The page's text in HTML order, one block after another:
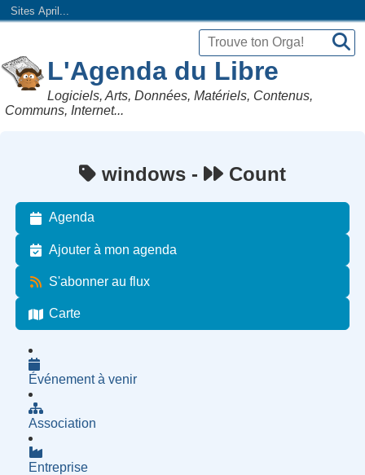
Sites April...
L'Agenda du Libre
Logiciels, Arts, Données, Matériels, Contenus,
Communs, Internet...
windows - Count
Agenda
Ajouter à mon agenda
S'abonner au flux
Carte
Événement à venir
Association
Entreprise